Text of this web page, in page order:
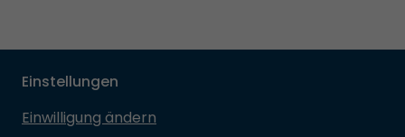
Einstellungen
Einwilligung ändern